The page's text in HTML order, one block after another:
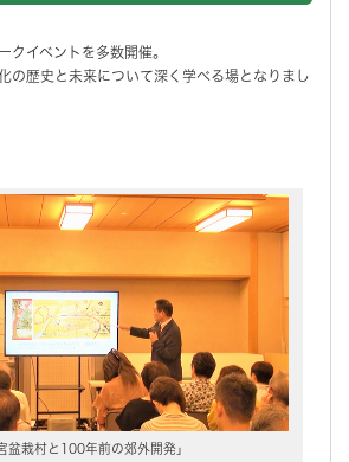
クイベントを多数開催。
の歴史と未来について深く学べる場となりまし
盆栽村と100年前の郊外開発」